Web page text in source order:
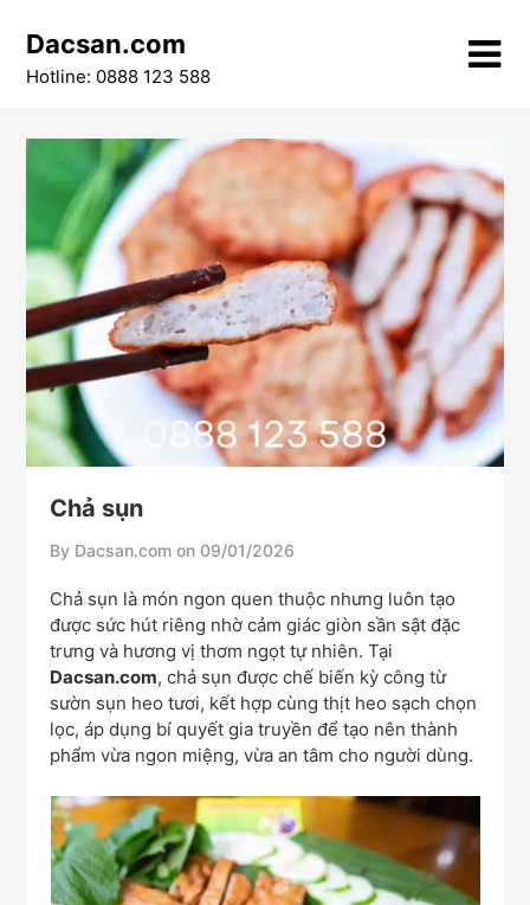
content
Dacsan.com
Hotline: 0888 123 588
Chả sụn
By Dacsan.com on 09/01/2026
Chả sụn là món ngon quen thuộc nhưng luôn tạo
được sức hút riêng nhờ cảm giác giòn sần sật đặc
trưng và hương vị thơm ngọt tự nhiên. Tại
Dacsan.com, chả sụn được chế biến kỳ công từ
sườn sụn heo tươi, kết hợp cùng thịt heo sạch chọn
lọc, áp dụng bí quyết gia truyền để tạo nên thành
phẩm vừa ngon miệng, vừa an tâm cho người dùng.